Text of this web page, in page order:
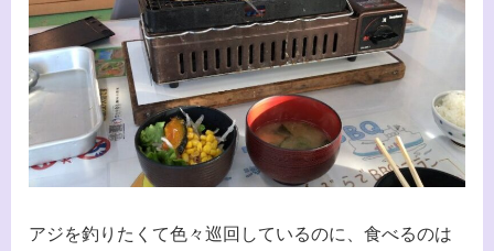
アジを釣りたくて色々巡回しているのに、食べるのは